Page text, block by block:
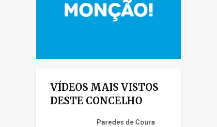
VÍDEOS MAIS VISTOS
DESTE CONCELHO
Paredes de Coura